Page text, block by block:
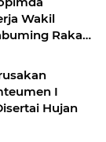
Wakil
Raka
I
Hujan